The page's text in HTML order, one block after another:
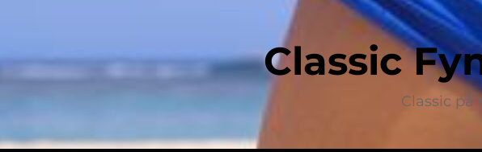
Classic
Classic på